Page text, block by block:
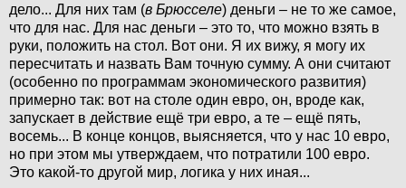
дело... Для них там (в Брюсселе) деньги – не то же самое,
что для нас. Для нас деньги – это то, что можно взять в
руки, положить на стол. Вот они. Я их вижу, я могу их
пересчитать и назвать Вам точную сумму. А они считают
(особенно по программам экономического развития)
примерно так: вот на столе один евро, он, вроде как,
запускает в действие ещё три евро, а те – ещё пять,
восемь... В конце концов, выясняется, что у нас 10 евро,
но при этом мы утверждаем, что потратили 100 евро.
Это какой-то другой мир, логика у них иная...